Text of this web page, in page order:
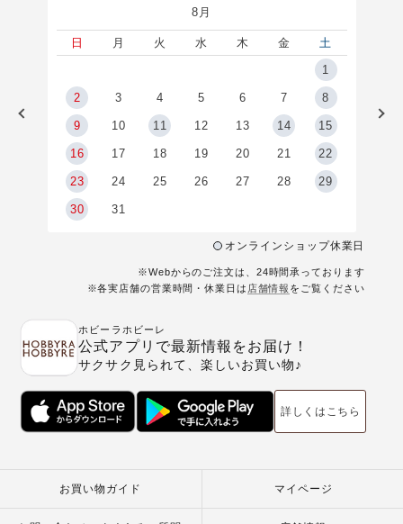
8月
日 月 火 水 木 金
土
1
2 3 4 5 6 7 8
9 10 11 12 13 14 15
16 17 18 19 20 21 22
23 24 25 26 27 28 29
30 31
オンラインショップ休業日
※Webからのご注文は、24時間承っております
※各実店舗の営業時間・休業日は 店舗情報 をご覧ください
ホビーラホビーレ
公式アプリで最新情報をお届け！
サクサク見られて、楽しいお買い物♪
詳しくはこちら
お買い物ガイド マイページ